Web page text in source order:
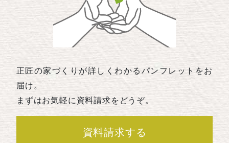
正匠の家づくりが詳しくわかるパンフレットをお
届け。
まずはお気軽に資料請求をどうぞ。
資料請求する